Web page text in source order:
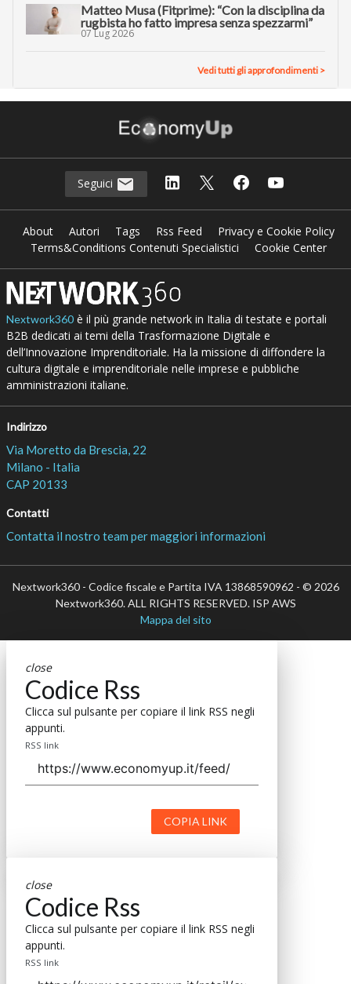
Matteo Musa (Fitprime): “Con la disciplina da
rugbista ho fatto impresa senza spezzarmi”
07 Lug 2026
Vedi tutti gli approfondimenti >
Seguici
About Autori Tags Rss Feed
Privacy e Cookie Policy
Terms&Conditions Contenuti Specialistici
Cookie Center
Nextwork360è il più grande network in Italia di testate e portali
B2B dedicati ai temi della Trasformazione Digitale e
dell’Innovazione Imprenditoriale. Ha la missione di diffondere la
cultura digitale e imprenditoriale nelle imprese e pubbliche
amministrazioni italiane.
Indirizzo
Via Moretto da Brescia, 22
Milano - Italia
CAP 20133
Contatti
Contatta il nostro team per maggiori informazioni
Nextwork360 - Codice fiscale e Partita IVA 13868590962 - © 2026
Nextwork360. ALL RIGHTS RESERVED. ISP AWS
Mappa del sito
close
Codice Rss
Clicca sul pulsante per copiare il link RSS negli
appunti.
RSS link
COPIA LINK
close
Codice Rss
Clicca sul pulsante per copiare il link RSS negli
appunti.
RSS link